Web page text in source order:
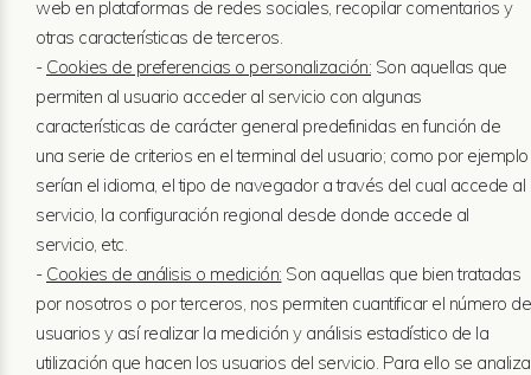
web en plataformas de redes sociales, recopilar comentarios y
otras características de terceros.
- Cookies de preferencias o personalización: Son aquellas que
permiten al usuario acceder al servicio con algunas
características de carácter general predefinidas en función de
una serie de criterios en el terminal del usuario; como por ejemplo
serían el idioma, el tipo de navegador a través del cual accede al
servicio, la configuración regional desde donde accede al
servicio, etc.
- Cookies de análisis o medición: Son aquellas que bien tratadas
por nosotros o por terceros, nos permiten cuantificar el número de
usuarios y así realizar la medición y análisis estadístico de la
utilización que hacen los usuarios del servicio. Para ello se analiza